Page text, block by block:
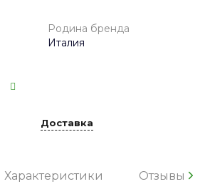
Родина бренда
Италия
Доставка
Характеристики Отзывы